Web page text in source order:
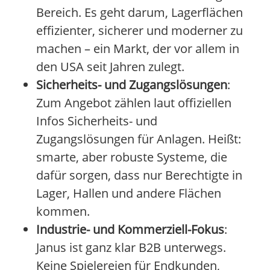
Bereich. Es geht darum, Lagerflächen
effizienter, sicherer und moderner zu
machen – ein Markt, der vor allem in
den USA seit Jahren zulegt.
Sicherheits- und Zugangslösungen:
Zum Angebot zählen laut offiziellen
Infos Sicherheits- und
Zugangslösungen für Anlagen. Heißt:
smarte, aber robuste Systeme, die
dafür sorgen, dass nur Berechtigte in
Lager, Hallen und andere Flächen
kommen.
Industrie- und Kommerziell-Fokus:
Janus ist ganz klar B2B unterwegs.
Keine Spielereien für Endkunden,